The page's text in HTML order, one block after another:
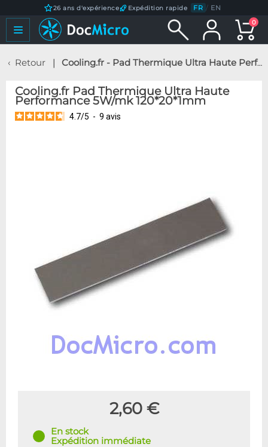
26 ans d'expérience Expédition rapide FR / EN
0
Retour Cooling.fr - Pad Thermique Ultra Haute Performance 5W/mk 120*20*1mm
Cooling.fr Pad Thermique Ultra Haute
Performance 5W/mk 120*20*1mm
4.7/5 - 9 avis
2,60 €
En stock
Expédition immédiate